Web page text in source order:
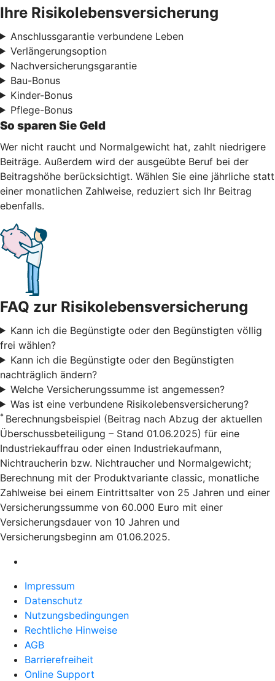
Ihre Risikolebensversicherung
Anschlussgarantie verbundene Leben
Verlängerungsoption
Nachversicherungsgarantie
Bau-Bonus
Kinder-Bonus
Pflege-Bonus
So sparen Sie Geld
Wer nicht raucht und Normalgewicht hat, zahlt niedrigere
Beiträge. Außerdem wird der ausgeübte Beruf bei der
Beitragshöhe berücksichtigt. Wählen Sie eine jährliche statt
einer monatlichen Zahlweise, reduziert sich Ihr Beitrag
ebenfalls.
FAQ zur Risikolebensversicherung
Kann ich die Begünstigte oder den Begünstigten völlig
frei wählen?
Kann ich die Begünstigte oder den Begünstigten
nachträglich ändern?
Welche Versicherungssumme ist angemessen?
Was ist eine verbundene Risikolebensversicherung?
* Berechnungsbeispiel (Beitrag nach Abzug der aktuellen
Überschussbeteiligung – Stand 01.06.2025) für eine
Industriekauffrau oder einen Industriekaufmann,
Nichtraucherin bzw. Nichtraucher und Normalgewicht;
Berechnung mit der Produktvariante classic, monatliche
Zahlweise bei einem Eintrittsalter von 25 Jahren und einer
Versicherungssumme von 60.000 Euro mit einer
Versicherungsdauer von 10 Jahren und
Versicherungsbeginn am 01.06.2025.
Impressum
Datenschutz
Nutzungsbedingungen
Rechtliche Hinweise
AGB
Barrierefreiheit
Online Support